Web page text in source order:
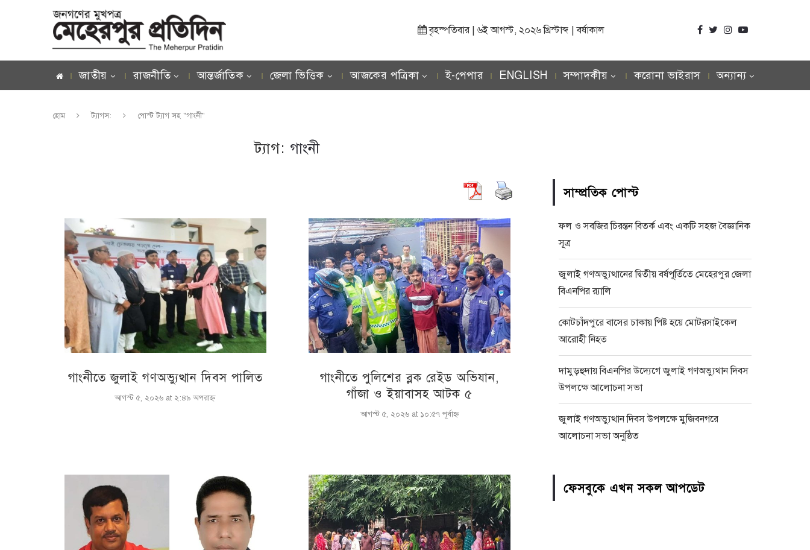
বৃহস্পতিবার | ৬ই আগস্ট, ২০২৬ খ্রিস্টাব্দ | বর্ষাকাল
জাতীয় রাজনীতি আন্তর্জাতিক জেলা ভিত্তিক আজকের পত্রিকা ই-পেপার ENGLISH সম্পাদকীয় করোনা ভাইরাস অন্যান্য
হোম ট্যাগস: পোস্ট ট্যাগ সহ "গাংনী"
ট্যাগ: গাংনী
‎গাংনীতে জুলাই গণঅভ্যুত্থান দিবস পালিত
আগস্ট ৫, ২০২৬ at ২:৪৯ অপরাহ্ণ
গাংনীতে পুলিশের ব্লক রেইড অভিযান,
গাঁজা ও ইয়াবাসহ আটক ৫
আগস্ট ৫, ২০২৬ at ১০:৫৭ পূর্বাহ্ণ
সাম্প্রতিক পোস্ট
ফল ও সবজির চিরন্তন বিতর্ক এবং একটি সহজ বৈজ্ঞানিক
সূত্র
জুলাই গণঅভ্যুত্থানের দ্বিতীয় বর্ষপূর্তিতে মেহেরপুর জেলা
বিএনপির র‍্যালি
কোটচাঁদপুরে বাসের চাকায় পিষ্ট হয়ে মোটরসাইকেল
আরোহী নিহত
দামুড়হুদায় বিএনপির উদ্যেগে জুলাই গণঅভ্যুথান দিবস
উপলক্ষে আলোচনা সভা
জুলাই গণঅভ্যুত্থান দিবস উপলক্ষে মুজিবনগরে
আলোচনা সভা অনুষ্ঠিত
ফেসবুকে এখন সকল আপডেট